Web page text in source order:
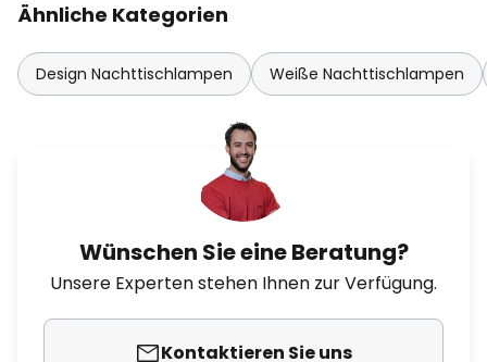
Ähnliche Kategorien
Design Nachttischlampen Weiße Nachttischlampen
Wünschen Sie eine Beratung?
Unsere Experten stehen Ihnen zur Verfügung.
Kontaktieren Sie uns